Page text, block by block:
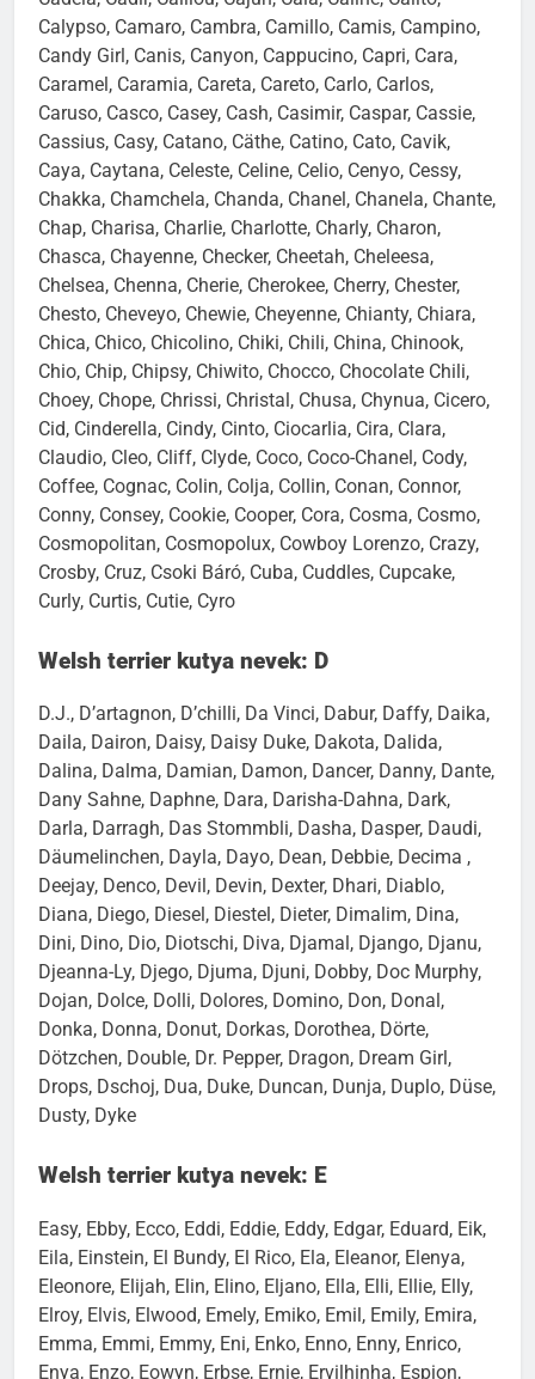
Cadela, Cadir, Caillou, Cajun, Cala, Caline, Calito,
Calypso, Camaro, Cambra, Camillo, Camis, Campino,
Candy Girl, Canis, Canyon, Cappucino, Capri, Cara,
Caramel, Caramia, Careta, Careto, Carlo, Carlos,
Caruso, Casco, Casey, Cash, Casimir, Caspar, Cassie,
Cassius, Casy, Catano, Cäthe, Catino, Cato, Cavik,
Caya, Caytana, Celeste, Celine, Celio, Cenyo, Cessy,
Chakka, Chamchela, Chanda, Chanel, Chanela, Chante,
Chap, Charisa, Charlie, Charlotte, Charly, Charon,
Chasca, Chayenne, Checker, Cheetah, Cheleesa,
Chelsea, Chenna, Cherie, Cherokee, Cherry, Chester,
Chesto, Cheveyo, Chewie, Cheyenne, Chianty, Chiara,
Chica, Chico, Chicolino, Chiki, Chili, China, Chinook,
Chio, Chip, Chipsy, Chiwito, Chocco, Chocolate Chili,
Choey, Chope, Chrissi, Christal, Chusa, Chynua, Cicero,
Cid, Cinderella, Cindy, Cinto, Ciocarlia, Cira, Clara,
Claudio, Cleo, Cliff, Clyde, Coco, Coco-Chanel, Cody,
Coffee, Cognac, Colin, Colja, Collin, Conan, Connor,
Conny, Consey, Cookie, Cooper, Cora, Cosma, Cosmo,
Cosmopolitan, Cosmopolux, Cowboy Lorenzo, Crazy,
Crosby, Cruz, Csoki Báró, Cuba, Cuddles, Cupcake,
Welsh terrier kutya nevek: D
D.J., D’artagnon, D’chilli, Da Vinci, Dabur, Daffy, Daika,
Daila, Dairon, Daisy, Daisy Duke, Dakota, Dalida,
Dalina, Dalma, Damian, Damon, Dancer, Danny, Dante,
Dany Sahne, Daphne, Dara, Darisha-Dahna, Dark,
Darla, Darragh, Das Stommbli, Dasha, Dasper, Daudi,
Däumelinchen, Dayla, Dayo, Dean, Debbie, Decima ,
Deejay, Denco, Devil, Devin, Dexter, Dhari, Diablo,
Diana, Diego, Diesel, Diestel, Dieter, Dimalim, Dina,
Dini, Dino, Dio, Diotschi, Diva, Djamal, Django, Djanu,
Djeanna-Ly, Djego, Djuma, Djuni, Dobby, Doc Murphy,
Dojan, Dolce, Dolli, Dolores, Domino, Don, Donal,
Donka, Donna, Donut, Dorkas, Dorothea, Dörte,
Dötzchen, Double, Dr. Pepper, Dragon, Dream Girl,
Drops, Dschoj, Dua, Duke, Duncan, Dunja, Duplo, Düse,
Easy, Ebby, Ecco, Eddi, Eddie, Eddy, Edgar, Eduard, Eik,
Eila, Einstein, El Bundy, El Rico, Ela, Eleanor, Elenya,
Eleonore, Elijah, Elin, Elino, Eljano, Ella, Elli, Ellie, Elly,
Elroy, Elvis, Elwood, Emely, Emiko, Emil, Emily, Emira,
Emma, Emmi, Emmy, Eni, Enko, Enno, Enny, Enrico,